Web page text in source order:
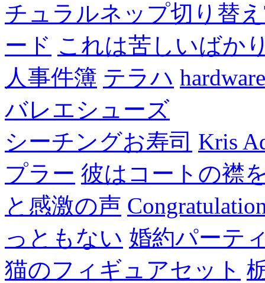
チュラルネップ切り替
ード これは苦しいばか
人事件簿 テラハ
バレエシューズ
シーチングお寿司 Kris
プラー 彼はコートの襟
と感激の声
っともない 婚約パーテ
猫のフィギュアセット